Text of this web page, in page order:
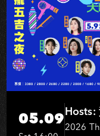
05.09Hosts:
君．
2026